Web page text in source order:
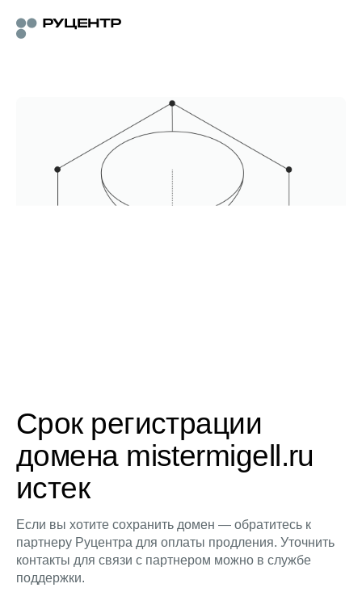
Срок регистрации
домена mistermigell.ru
истек
Если вы хотите сохранить домен — обратитесь к
партнеру Руцентра для оплаты продления. Уточнить
контакты для связи с партнером можно в службе
поддержки.